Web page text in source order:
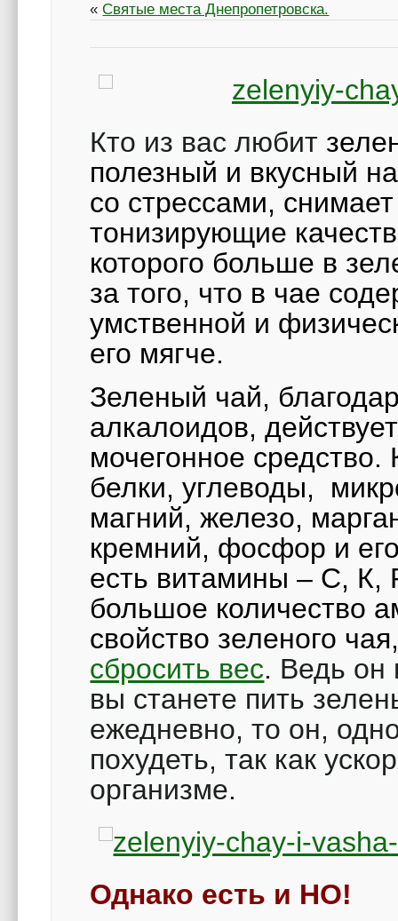
«Святые места Днепропетровска.
Кто из вас любит
полезный и вкусный
со стрессами,
тонизирующие
которого больше в
за того, что в чае
умственной и
его мягче.
Зеленый чай,
алкалоидов,
мочегонное
белки, углеводы,
магний, железо,
кремний, фосфор и
есть витамины – С, К,
большое количество
свойство зеленого
сбросить вес. Ведь он
вы станете пить
ежедневно, то он,
похудеть, так как
организме.
Однако есть и НО!